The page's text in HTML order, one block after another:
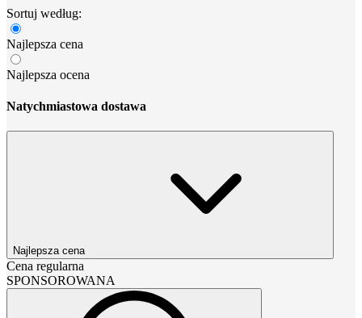
Sortuj według:
Najlepsza cena
Najlepsza ocena
Natychmiastowa dostawa
Najlepsza cena
Cena regularna
SPONSOROWANA